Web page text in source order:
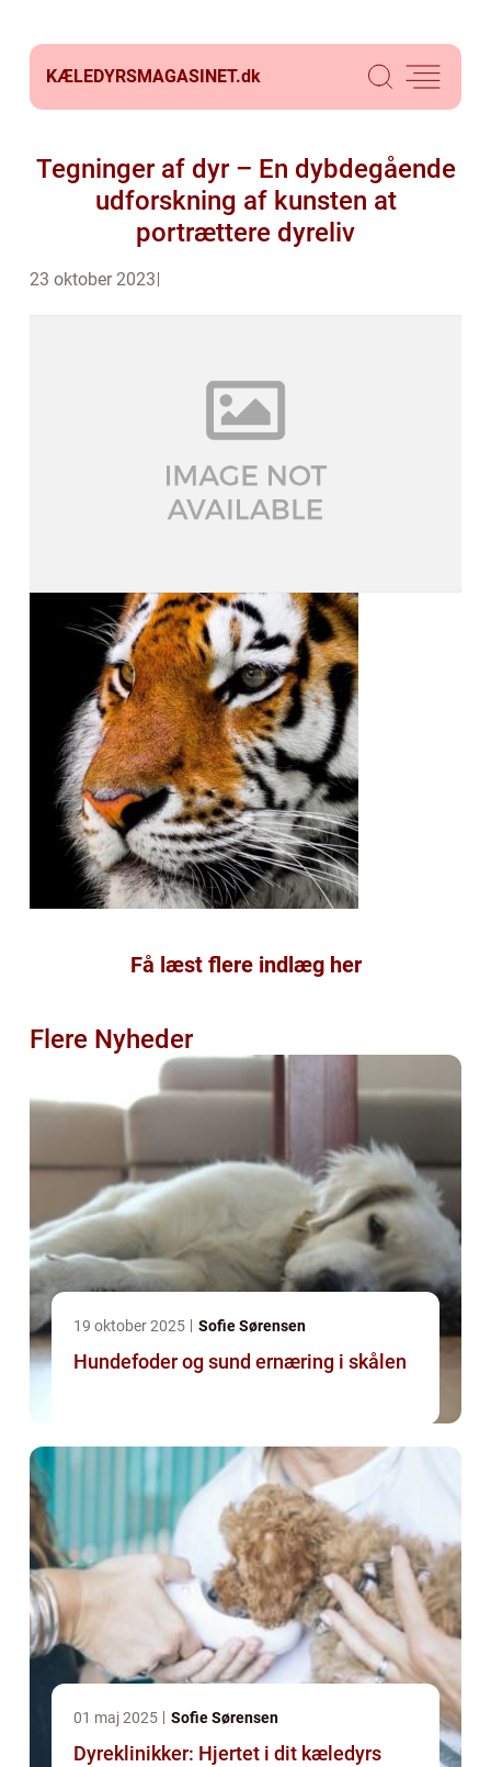
KÆLEDYRSMAGASINET.dk
Tegninger af dyr – En dybdegående
udforskning af kunsten at
portrættere dyreliv
23 oktober 2023
Få læst flere indlæg her
Flere Nyheder
19 oktober 2025 Sofie Sørensen
Hundefoder og sund ernæring i skålen
01 maj 2025 Sofie Sørensen
Dyreklinikker: Hjertet i dit kæledyrs